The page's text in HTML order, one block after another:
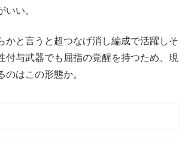
いい。
かと言うと超つなげ消し編成で活躍しそ
付与武器でも屈指の覚醒を持つため、現
のはこの形態か。